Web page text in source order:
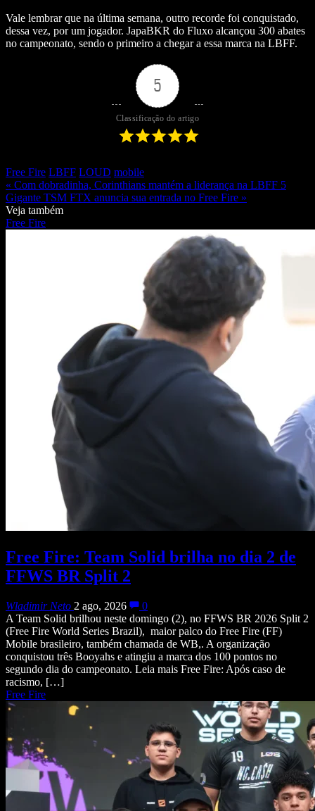
Vale lembrar que na última semana, outro recorde foi conquistado,
dessa vez, por um jogador. JapaBKR do Fluxo alcançou 300 abates
no campeonato, sendo o primeiro a chegar a essa marca na LBFF.
5
Classificação do artigo
Free Fire LBFF LOUD mobile
« Com dobradinha, Corinthians mantém a liderança na LBFF 5
Gigante TSM FTX anuncia sua entrada no Free Fire »
Veja também
Free Fire
Free Fire: Team Solid brilha no dia 2 de
FFWS BR Split 2
Wladimir Neto 2 ago, 2026
0
A Team Solid brilhou neste domingo (2), no FFWS BR 2026 Split 2
(Free Fire World Series Brazil), maior palco do Free Fire (FF)
Mobile brasileiro, também chamada de WB,. A organização
conquistou três Booyahs e atingiu a marca dos 100 pontos no
segundo dia do campeonato. Leia mais Free Fire: Após caso de
racismo, […]
Free Fire